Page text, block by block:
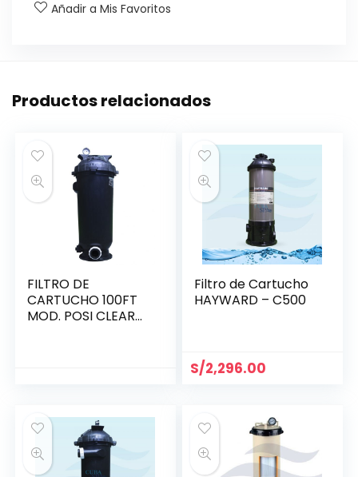
Añadir a Mis Favoritos
Productos relacionados
FILTRO DE
CARTUCHO 100FT
MOD. POSI CLEAR
Filtro de Cartucho
HAYWARD – C500
S/2,296.00